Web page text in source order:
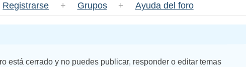
Registrarse + Grupos + Ayuda del foro
está cerrado y no puedes publicar, responder o editar temas